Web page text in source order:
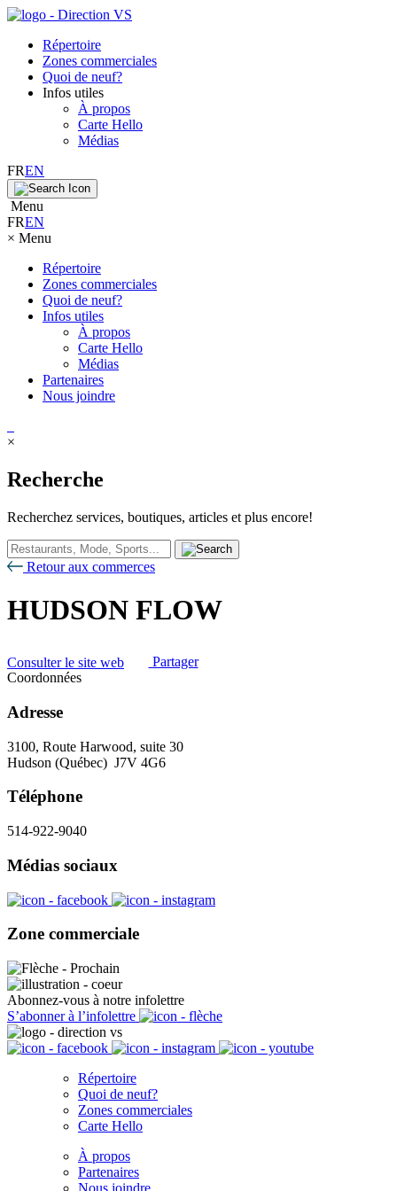
Répertoire
Zones commerciales
Quoi de neuf?
Infos utiles
À propos
Carte Hello
Médias
FREN
Menu
FREN
× Menu
Répertoire
Zones commerciales
Quoi de neuf?
Infos utiles
À propos
Carte Hello
Médias
Partenaires
Nous joindre
×
Recherche
Recherchez services, boutiques, articles et plus encore!
Retour aux commerces
HUDSON FLOW
Consulter le site web
Partager
Coordonnées
Adresse
3100, Route Harwood, suite 30
Hudson (Québec) J7V 4G6
Téléphone
514-922-9040
Médias sociaux
Zone commerciale
Abonnez-vous à notre infolettre
S’abonner à l’infolettre
Répertoire
Quoi de neuf?
Zones commerciales
Carte Hello
À propos
Partenaires
Nous joindre